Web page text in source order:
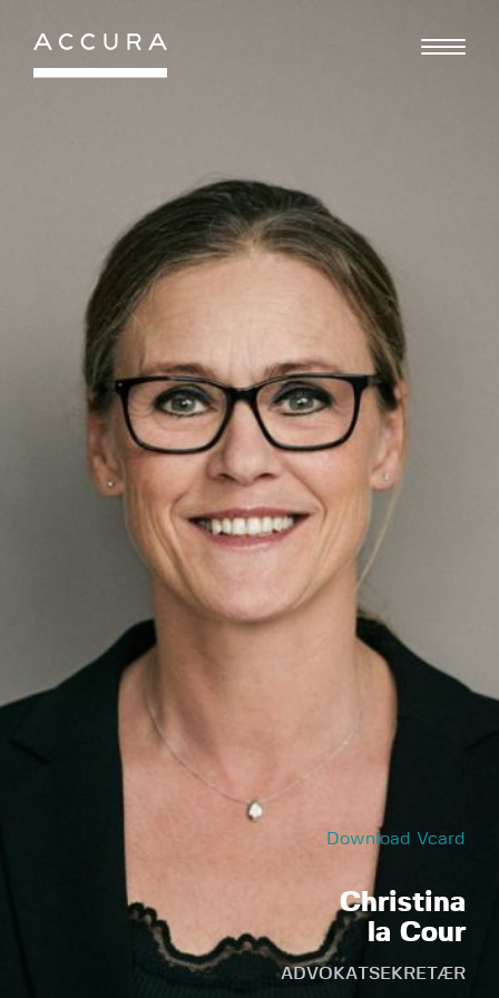
Gå
indhold
Download Vcard
Christina
la Cour
ADVOKATSEKRETÆR